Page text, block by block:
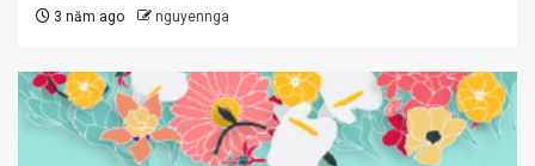
3 năm ago nguyennga